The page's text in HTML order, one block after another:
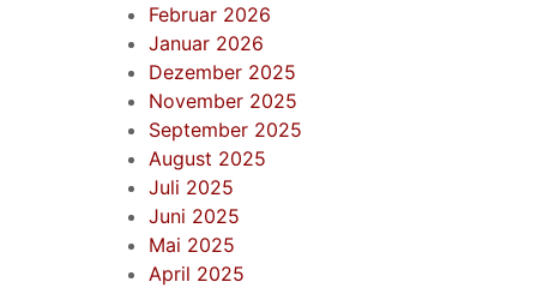
Februar 2026
Januar 2026
Dezember 2025
November 2025
September 2025
August 2025
Juli 2025
Juni 2025
Mai 2025
April 2025